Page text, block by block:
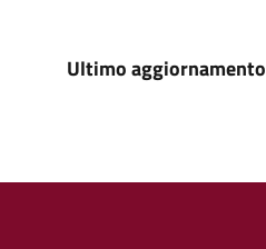
Ultimo aggiornamento